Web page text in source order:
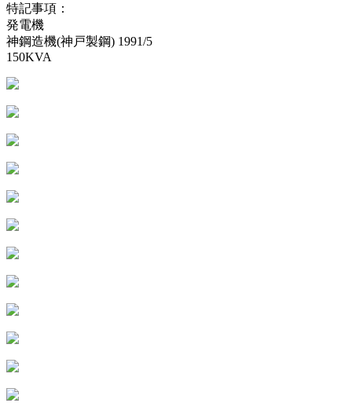
特記事項：
発電機
神鋼造機(神戸製鋼) 1991/5
150KVA